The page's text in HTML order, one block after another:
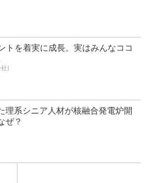
トを着実に成長。実はみんなココ
社)
理系シニア人材が核融合発電炉開
ぜ？